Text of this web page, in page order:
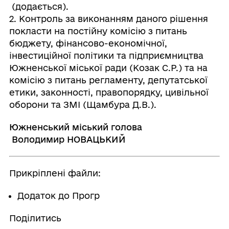
(додається).
2. Контроль за виконанням даного рішення
покласти на постійну комісію з питань
бюджету, фінансово-економічної,
інвестиційної політики та підприємництва
Южненської міської ради (Козак С.Р.) та на
комісію з питань регламенту, депутатської
етики, законності, правопорядку, цивільної
оборони та ЗМІ (Щамбура Д.В.).
Южненський міський голова
Володимир НОВАЦЬКИЙ
Прикріплені файли:
Додаток до Прогр
Поділитись